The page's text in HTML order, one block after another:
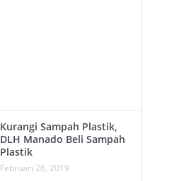
Kurangi Sampah Plastik,
DLH Manado Beli Sampah
Plastik
Februari 26, 2019